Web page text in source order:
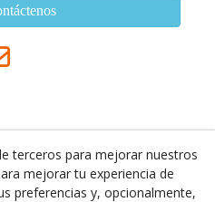
terceros para mejorar nuestros
mejorar tu experiencia de
preferencias y, opcionalmente,